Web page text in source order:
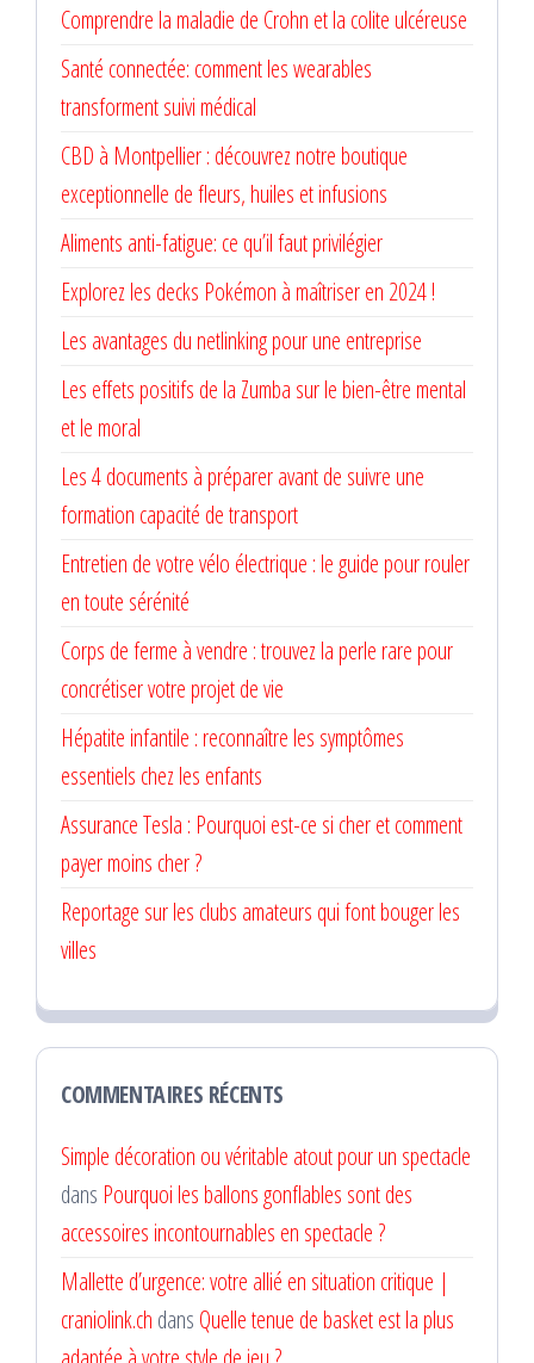
Comprendre la maladie de Crohn et la colite ulcéreuse
Santé connectée: comment les wearables
transforment suivi médical
CBD à Montpellier : découvrez notre boutique
exceptionnelle de fleurs, huiles et infusions
Aliments anti-fatigue: ce qu’il faut privilégier
Explorez les decks Pokémon à maîtriser en 2024 !
Les avantages du netlinking pour une entreprise
Les effets positifs de la Zumba sur le bien-être mental
et le moral
Les 4 documents à préparer avant de suivre une
formation capacité de transport
Entretien de votre vélo électrique : le guide pour rouler
en toute sérénité
Corps de ferme à vendre : trouvez la perle rare pour
concrétiser votre projet de vie
Hépatite infantile : reconnaître les symptômes
essentiels chez les enfants
Assurance Tesla : Pourquoi est-ce si cher et comment
payer moins cher ?
Reportage sur les clubs amateurs qui font bouger les
villes
COMMENTAIRES RÉCENTS
Simple décoration ou véritable atout pour un spectacle
dans Pourquoi les ballons gonflables sont des
accessoires incontournables en spectacle ?
Mallette d’urgence: votre allié en situation critique |
craniolink.ch dans Quelle tenue de basket est la plus